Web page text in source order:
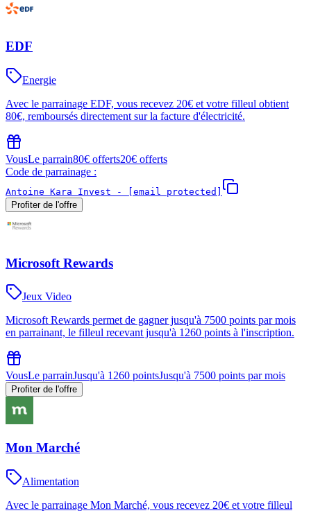
EDF
Energie
Avec le parrainage EDF, vous recevez 20€ et votre filleul obtient
80€, remboursés directement sur la facture d'électricité.
VousLe parrain80€ offerts20€ offerts
Code de parrainage :
Antoine Kara Invest -
[email protected]
Profiter de l'offre
Microsoft Rewards
Jeux Video
Microsoft Rewards permet de gagner jusqu'à 7500 points par mois
en parrainant, le filleul recevant jusqu'à 1260 points à l'inscription.
VousLe parrainJusqu'à 1260 pointsJusqu'à 7500 points par mois
Profiter de l'offre
Mon Marché
Alimentation
Avec le parrainage Mon Marché, vous recevez 20€ et votre filleul